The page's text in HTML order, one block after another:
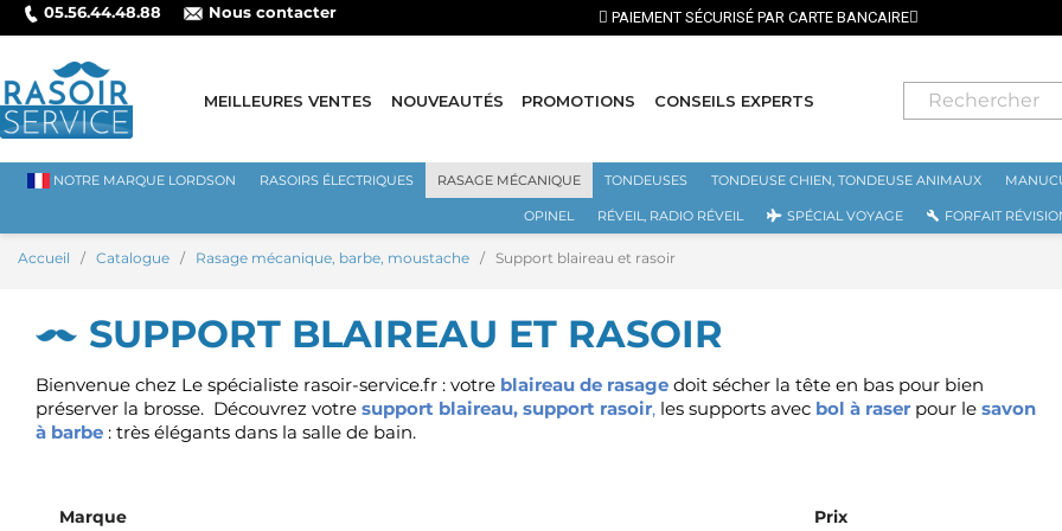
05.56.44.48.88 Nous contacter
MEILLEURES VENTES NOUVEAUTÉS PROMOTIONS CONSEILS EXPERTS
NOTRE MARQUE LORDSON RASOIRS ÉLECTRIQUES RASAGE MÉCANIQUE TONDEUSES TONDEUSE CHIEN, TONDEUSE ANIMAUX
OPINEL RÉVEIL, RADIO RÉVEIL SPÉCIAL VOYAGE FORFAIT
Accueil Catalogue Rasage mécanique, barbe, moustache Support blaireau et rasoir
SUPPORT BLAIREAU ET RASOIR
Bienvenue chez Le spécialiste rasoir-service.fr : votre blaireau de rasage doit sécher la tête en bas pour bien
préserver la brosse. Découvrez votre support blaireau, support rasoir, les supports avec bol à raser pour le savon
à barbe : très élégants dans la salle de bain.
Marque
Prix